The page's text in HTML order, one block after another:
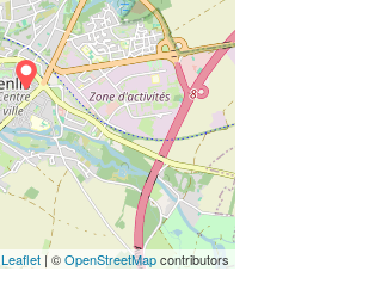
Leaflet | ©OpenStreetMapcontributors